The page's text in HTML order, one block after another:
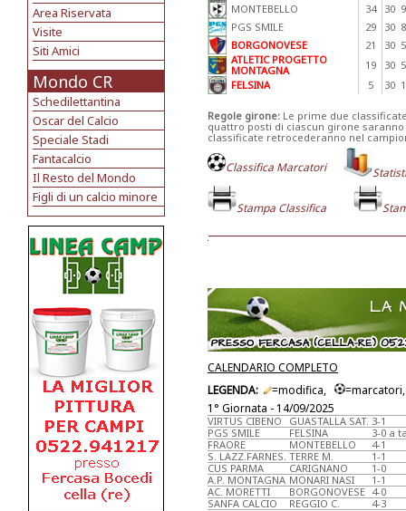
Area Riservata
Visite
Siti Amici
Mondo CR
Schedilettantina
Oscar del Calcio
Speciale Stadi
Fantacalcio
Il Resto del Mondo
Figli di un calcio minore
MONTEBELLO
34 30 9
PGS SMILE
29 30 8
BORGONOVESE
21 30 5
ATLETIC PROGETTO
MONTAGNA
19 30 5
FELSINA
5 30 1
Regole girone: Le prime due
quattro posti di ciascun girone
classificate retrocederanno nel
Classifica Marcatori
Stampa Classifica
CALENDARIO COMPLETO
LEGENDA:
=modifica,
1° Giornata - 14/09/2025
VIRTUS CIBENO GUASTALLA SAT. 3-1
PGS SMILE
FELSINA
3-0 a
FRAORE
MONTEBELLO
4-1
S. LAZZ.FARNES. TERRE M.
1-1
CUS PARMA
CARIGNANO
1-0
A.P. MONTAGNA MONARI NASI
1-1
AC. MORETTI
BORGONOVESE 4-0
SANFA CALCIO
REGGIO C. 4-3